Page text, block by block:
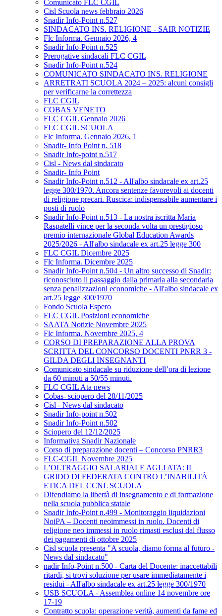
Comunicato FLC CGIL
Cisl Scuola news febbraio 2026
Snadir Info-Point n.527
SINDACATO INS. RELIGIONE - SAIR NOTIZIE
Flc Informa. Gennaio 2026, 4
Snadir Info-Point n.525
Prerogative sindacali FLC CGIL
Snadir Info-Point n.524
COMUNICATO SINDACATO INS. RELIGIONE
ARRETRATI SCUOLA 2024 – 2025: alcuni consigli
per verificarne la correttezza
FLC CGIL
COBAS VENETO
FLC CGIL Gennaio 2026
FLC CGIL SCUOLA
Flc Informa. Gennaio 2026, 1
Snadir- Info Point n. 518
Snadir Info-point n.517
Cisl - News dal sindacato
Snadir- Info Point
Snadir Info-Point n.512 - All'albo sindacale ex art.25
legge 300/1970. Ancora sentenze favorevoli ai docenti
di religione precari. Ruscica: indispensabile aumentare i
posti di ruolo
Snadir Info-Point n.513 - La nostra iscritta Maria
Raspatelli vince per la seconda volta un prestigioso
premio internazionale Global Education Awards
2025/2026 - All'albo sindacale ex art.25 legge 300
FLC CGIL Dicembre 2025
Flc Informa. Dicembre 2025
Snadir Info-Point n.504 - Un altro successo di Snadir:
riconosciuto il passaggio dalla primaria alla secondaria
senza penalizzazioni economiche - All'albo sindacale ex
art.25 legge 300/1970
Fondo Scuola Espero
FLC CGIL Posizioni economiche
SAATA Notizie Novembre 2025
Flc Informa. Novembre 2025, 4
CORSO DI PREPARAZIONE ALLA PROVA
SCRITTA DEL CONCORSO DOCENTI PNRR 3 -
GILDA DEGLI INSEGNANTI
Comunicato sindacale su riduzione dell’ora di lezione
da 60 minuti a 50/55 minuti.
FLC CGIL Ata news
Cobas- sciopero del 28/11/2025
Cisl - News dal sindacato
Snadir Info-point n.502
Snadir Info-Point n.502
Sciopero del 12/12/2025
Informativa Snadir Nazionale
Corso di preparazione docenti – Concorso PNRR3
FLC-CGIL Novembre 2025
L’OLTRAGGIO SALARIALE AGLI ATA: IL
GRIDO DI FEDERATA CONTRO L’INABILITÀ
ETICA DEL CCNL SCUOLA
Difendiamo la libertà di insegnamento e di formazione
nella scuola pubblica statale
Snadir Info-Point n.499 - Monitoraggio liquidazioni
NoiPA – Docenti neoimmessi in ruolo. Docenti di
religione neo immessi in ruolo rimasti esclusi dal flusso
dei pagamenti di ottobre 2025
Cisl scuola presenta "A scuola, diamo forma al futuro -
News dal sindacato"
nadir Info-Point n.500 - Carta del Docente: inaccettabili
ritardi, si trovi soluzione per usare immediatamente i
residui - All'albo sindacale ex art.25 legge 300/1970
USB SCUOLA - Assemblea online 14 novembre ore
17-19
Contratto scuola: operazione verità, aumenti da fame ed